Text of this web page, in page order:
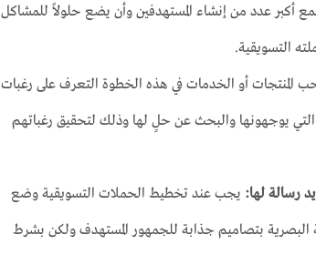
أكبر عدد من إنشاء المستهدفين وأن يضع حلولاً للمشاكل
التسويقية.
المنتجات أو الخدمات في هذه الخطوة التعرف على رغبات
يوجهونها والبحث عن حلٍ لها وذلك لتحقيق رغباتهم
رسالة لها: يجب عند تخطيط الحملات التسويقية وضع
البصرية بتصاميم جذابة للجمهور المستهدف ولكن بشرط